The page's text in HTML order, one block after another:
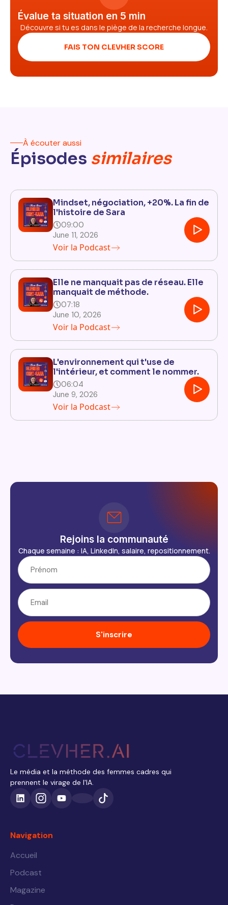
Évalue ta situation en 5 min
Découvre si tu es dans le piège de la recherche longue.
FAIS TON CLEVHER SCORE
À écouter aussi
Épisodes similaires
Mindset, négociation, +20%. La fin de
l'histoire de Sara
09:00
June 11, 2026
Voir la Podcast
Elle ne manquait pas de réseau. Elle
manquait de méthode.
07:18
June 10, 2026
Voir la Podcast
L'environnement qui t'use de
l'intérieur, et comment le nommer.
06:04
June 9, 2026
Voir la Podcast
Rejoins la communauté
Chaque semaine : IA, LinkedIn, salaire, repositionnement.
S'inscrire
Le média et la méthode des femmes cadres qui
prennent le virage de l'IA.
Navigation
Accueil
Podcast
Magazine